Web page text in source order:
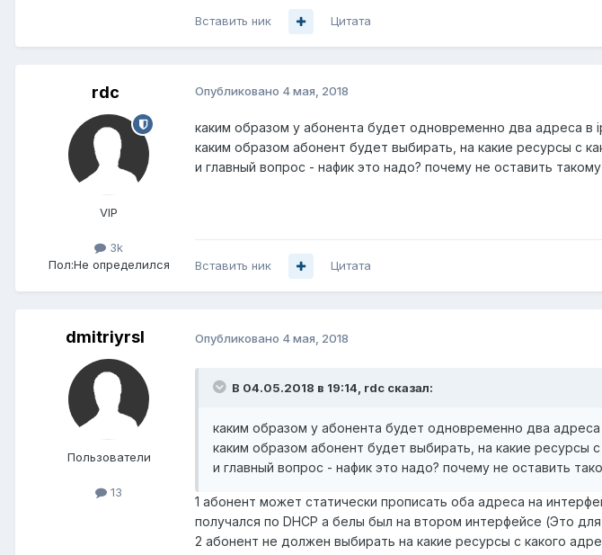
Вставить ник Цитата
rdc
VIP
3k
Пол:Не определился
Опубликовано 4 мая, 2018
каким образом у абонента будет одновременно два адреса в
каким образом абонент будет выбирать, на какие ресурсы с
и главный вопрос - нафик это надо? почему не оставить
Вставить ник Цитата
dmitriyrsl
Пользователи
13
Опубликовано 4 мая, 2018
В 04.05.2018 в 19:14, rdc сказал:
каким образом у абонента будет одновременно два адреса
каким образом абонент будет выбирать, на какие ресурсы
и главный вопрос - нафик это надо? почему не оставить
1 абонент может статически прописать оба адреса на
получался по DHCP а белы был на втором интерфейсе (Это
2 абонент не должен выбирать на какие ресурсы с какого